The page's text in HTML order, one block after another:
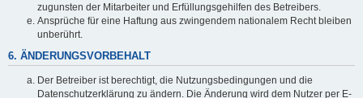
zugunsten der Mitarbeiter und Erfüllungsgehilfen des Betreibers.
Ansprüche für eine Haftung aus zwingendem nationalem Recht bleiben
unberührt.
6. ÄNDERUNGSVORBEHALT
Der Betreiber ist berechtigt, die Nutzungsbedingungen und die
Datenschutzerklärung zu ändern. Die Änderung wird dem Nutzer per E-